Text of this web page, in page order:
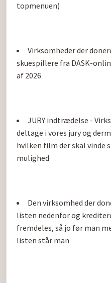
topmenuen)
Virksomheder der
skuespillere fra DASK-
af 2026
JURY indtrædelse -
deltage i vores jury og
hvilken film der skal vinde
mulighed
Den virksomhed der
listen nedenfor og
fremdeles, så jo før man
listen står man